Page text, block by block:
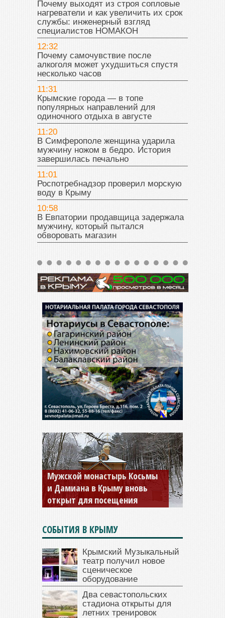
Почему выходят из строя сопловые
нагреватели и как увеличить их срок
службы: инженерный взгляд
специалистов НОМАКОН
12:32
Почему самочувствие после
алкоголя может ухудшиться спустя
несколько часов
11:31
Крымские города — в топе
популярных направлений для
одиночного отдыха в августе
11:20
В Симферополе женщина ударила
мужчину ножом в бедро. История
завершилась печально
11:01
Роспотребнадзор проверил морскую
воду в Крыму
10:58
В Евпатории продавщица задержала
мужчину, который пытался
обворовать магазин
Мужской монастырь Косьмы
и Дамиана в Крыму вновь
открыт для посещения
СОБЫТИЯ В КРЫМУ
Крымский Музыкальный
театр получил новое
сценическое
оборудование
Два севастопольских
стадиона открыты для
летних тренировок